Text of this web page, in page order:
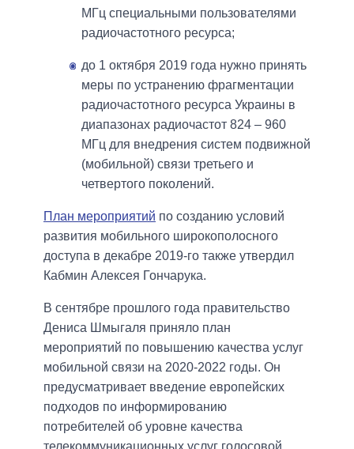
МГц специальными пользователями
радиочастотного ресурса;
до 1 октября 2019 года нужно принять
меры по устранению фрагментации
радиочастотного ресурса Украины в
диапазонах радиочастот 824 – 960
МГц для внедрения систем подвижной
(мобильной) связи третьего и
четвертого поколений.
План мероприятий по созданию условий
развития мобильного широкополосного
доступа в декабре 2019-го также утвердил
Кабмин Алексея Гончарука.
В сентябре прошлого года правительство
Дениса Шмыгаля приняло план
мероприятий по повышению качества услуг
мобильной связи на 2020-2022 годы. Он
предусматривает введение европейских
подходов по информированию
потребителей об уровне качества
телекоммуникационных услуг голосовой